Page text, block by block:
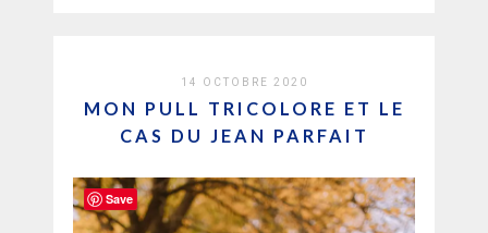
14 OCTOBRE 2020
MON PULL TRICOLORE ET LE
CAS DU JEAN PARFAIT
Save